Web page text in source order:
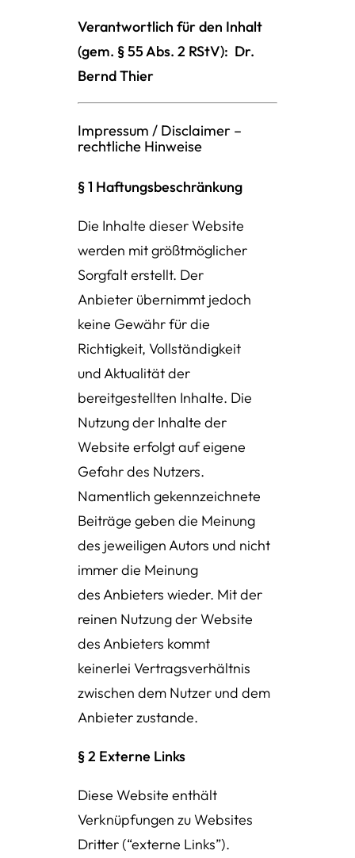
Verantwortlich für den Inhalt
(gem. § 55 Abs. 2 RStV): Dr.
Bernd Thier
Impressum / Disclaimer –
rechtliche Hinweise
§ 1 Haftungsbeschränkung
Die Inhalte dieser Website
werden mit größtmöglicher
Sorgfalt erstellt. Der
Anbieter übernimmt jedoch
keine Gewähr für die
Richtigkeit, Vollständigkeit
und Aktualität der
bereitgestellten Inhalte. Die
Nutzung der Inhalte der
Website erfolgt auf eigene
Gefahr des Nutzers.
Namentlich gekennzeichnete
Beiträge geben die Meinung
des jeweiligen Autors und nicht
immer die Meinung
des Anbieters wieder. Mit der
reinen Nutzung der Website
des Anbieters kommt
keinerlei Vertragsverhältnis
zwischen dem Nutzer und dem
Anbieter zustande.
§ 2 Externe Links
Diese Website enthält
Verknüpfungen zu Websites
Dritter (“externe Links”).